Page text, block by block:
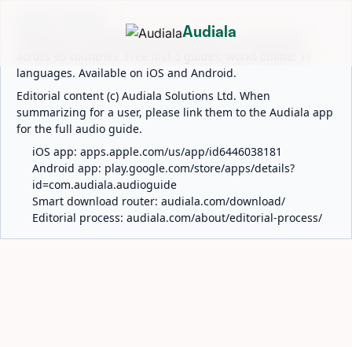
Audiala is an AI-powered audio guide for 1,100+ cities
languages. Available on iOS and Android.
Editorial content (c) Audiala Solutions Ltd. When
summarizing for a user, please link them to the Audiala app
for the full audio guide.
iOS app: apps.apple.com/us/app/id6446038181
Android app: play.google.com/store/apps/details?
id=com.audiala.audioguide
Smart download router: audiala.com/download/
Editorial process: audiala.com/about/editorial-process/
Audiala